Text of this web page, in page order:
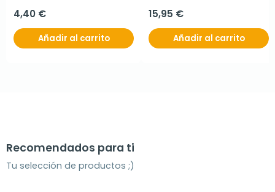
4,40 €
Añadir al carrito
15,95 €
Añadir al carrito
Recomendados para ti
Tu selección de productos ;)